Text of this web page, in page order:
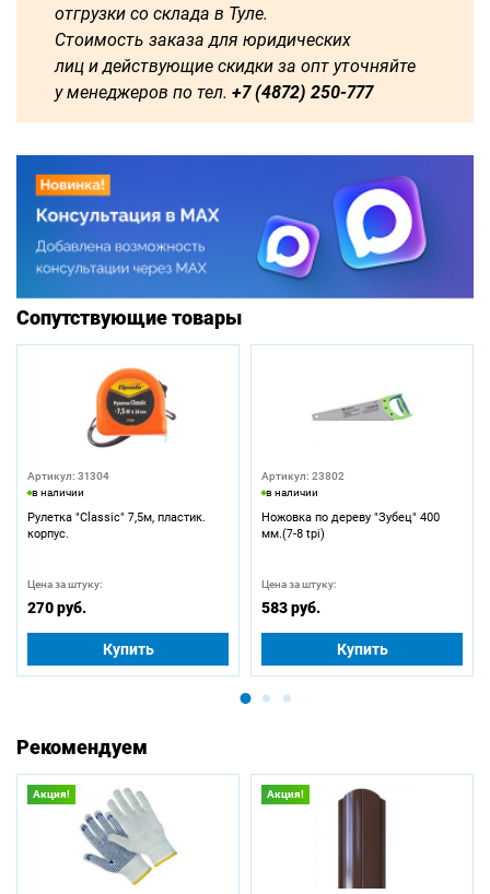
отгрузки со склада в Туле.
Стоимость заказа для юридических
лиц и действующие скидки за опт уточняйте
у менеджеров по тел. +7 (4872) 250-777
Сопутствующие товары
Артикул: 31304
в наличии
Рулетка "Classic" 7,5м, пластик.
корпус.
Цена за штуку:
270 руб.
Купить
Артикул: 23802
в наличии
Ножовка по дереву "Зубец" 400
мм.(7-8 tpi)
Цена за штуку:
583 руб.
Купить
Рекомендуем
Акция! Акция!